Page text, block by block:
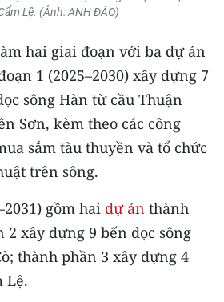
Bộ và Tây
Long
Chí Minh
Lệ. (Ảnh: ANH ĐÀO)
hai giai đoạn với ba dự án
1 (2025–2030) xây dựng 7
sông Hàn từ cầu Thuận
Sơn, kèm theo các công
sắm tàu thuyền và tổ chức
trên sông.
gồm hai dự án thành
2 xây dựng 9 bến dọc sông
thành phần 3 xây dựng 4
Lệ.